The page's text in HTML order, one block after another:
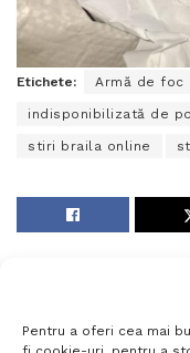
Pentru a oferi cea mai
Etichete: Armă de foc
indisponibilizată de
stiri braila online